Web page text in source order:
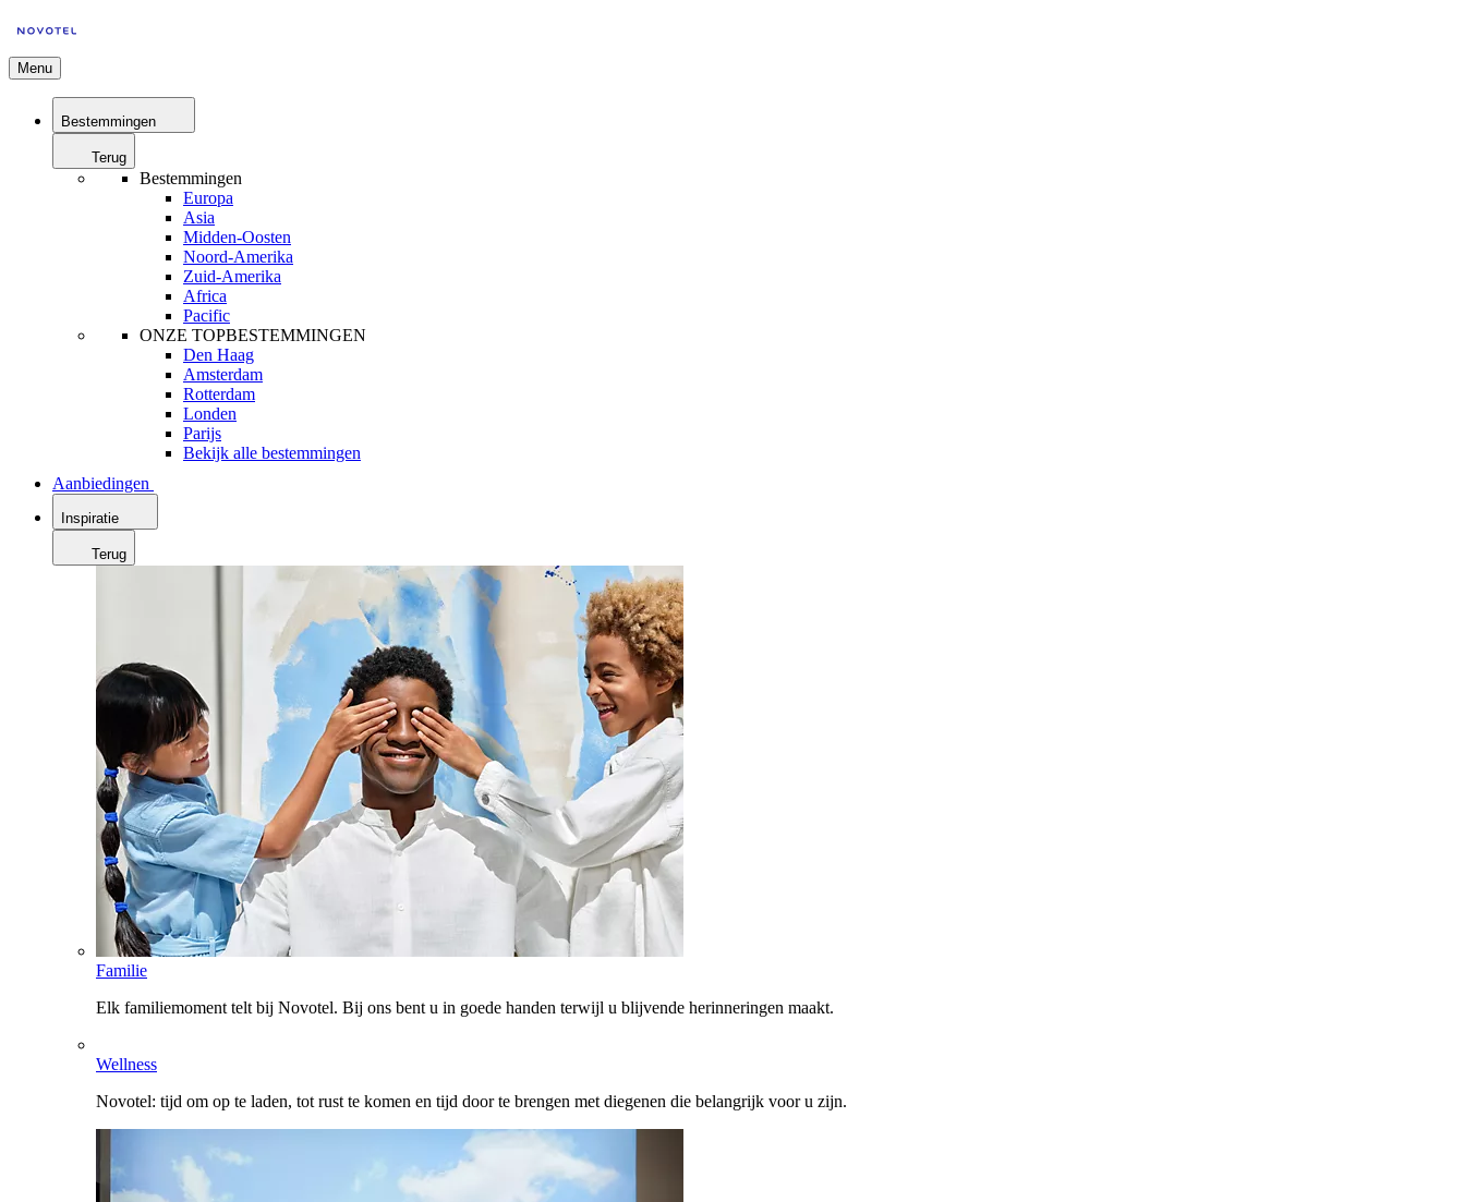
Menu
Bestemmingen
Terug
Bestemmingen
Europa
Asia
Midden-Oosten
Noord-Amerika
Zuid-Amerika
Africa
Pacific
ONZE TOPBESTEMMINGEN
Den Haag
Amsterdam
Rotterdam
Londen
Parijs
Bekijk alle bestemmingen
Aanbiedingen
Inspiratie
Terug
Familie
Elk familiemoment telt bij Novotel. Bij ons bent u in goede handen terwijl u blijvende herinneringen maakt.
Wellness
Novotel: tijd om op te laden, tot rust te komen en tijd door te brengen met diegenen die belangrijk voor u zijn.